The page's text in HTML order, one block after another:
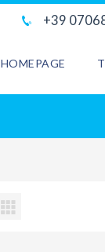
+39
HOMEPAGE